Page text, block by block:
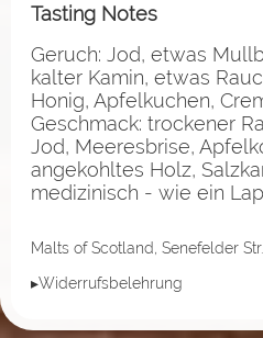
Tasting Notes
Geruch: Jod, etwas
kalter Kamin, etwas
Honig, Apfelkuchen,
Geschmack: trockener
Jod, Meeresbrise,
angekohltes Holz,
medizinisch - wie ein
Malts of Scotland, Senefelder
▸Widerrufsbelehrung